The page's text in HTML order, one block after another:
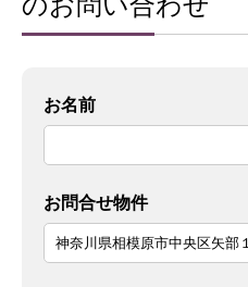
のお問い合わせ
お名前
お問合せ物件